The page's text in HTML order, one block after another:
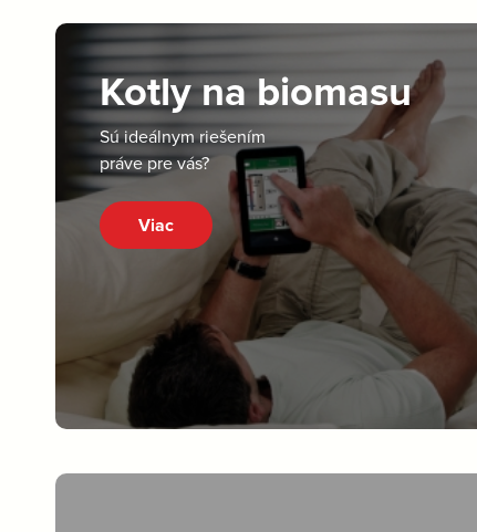
Kotly na biomasu
Sú ideálnym riešením
práve pre vás?
Viac